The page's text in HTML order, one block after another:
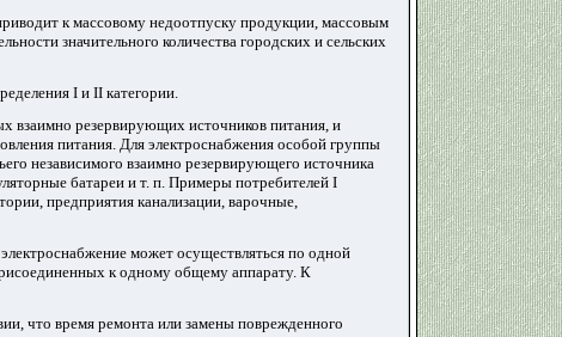
к массовому недоотпуску продукции, массовым
значительного количества городских и сельских
I и II категории.
взаимно резервирующих источников питания, и
питания. Для электроснабжения особой группы
независимого взаимно резервирующего источника
батареи и т. п. Примеры потребителей I
предприятия канализации, варочные,
может осуществляться по одной
к одному общему аппарату. К
что время ремонта или замены поврежденного